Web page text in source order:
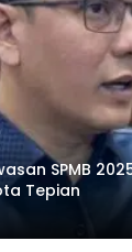
SPMB
Tepian